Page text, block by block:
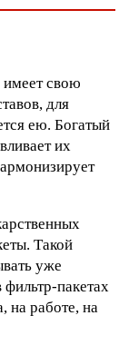
свою
для
ею. Богатый
их
Такой
уже
пакетах
на работе, на